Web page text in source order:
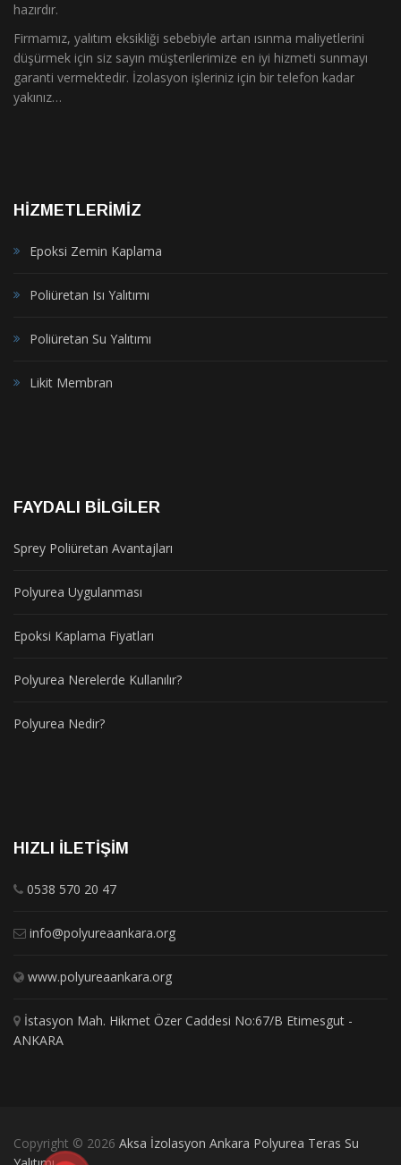
hazırdır.
Firmamız, yalıtım eksikliği sebebiyle artan ısınma maliyetlerini
düşürmek için siz sayın müşterilerimize en iyi hizmeti sunmayı
garanti vermektedir. İzolasyon işleriniz için bir telefon kadar
yakınız…
HIZMETLERIMIZ
Epoksi Zemin Kaplama
Poliüretan Isı Yalıtımı
Poliüretan Su Yalıtımı
Likit Membran
FAYDALI BILGILER
Sprey Poliüretan Avantajları
Polyurea Uygulanması
Epoksi Kaplama Fiyatları
Polyurea Nerelerde Kullanılır?
Polyurea Nedir?
HIZLI İLETIŞIM
0538 570 20 47
info@polyureaankara.org
www.polyureaankara.org
İstasyon Mah. Hikmet Özer Caddesi No:67/B Etimesgut -
ANKARA
Copyright © 2026 Aksa İzolasyon Ankara Polyurea Teras Su